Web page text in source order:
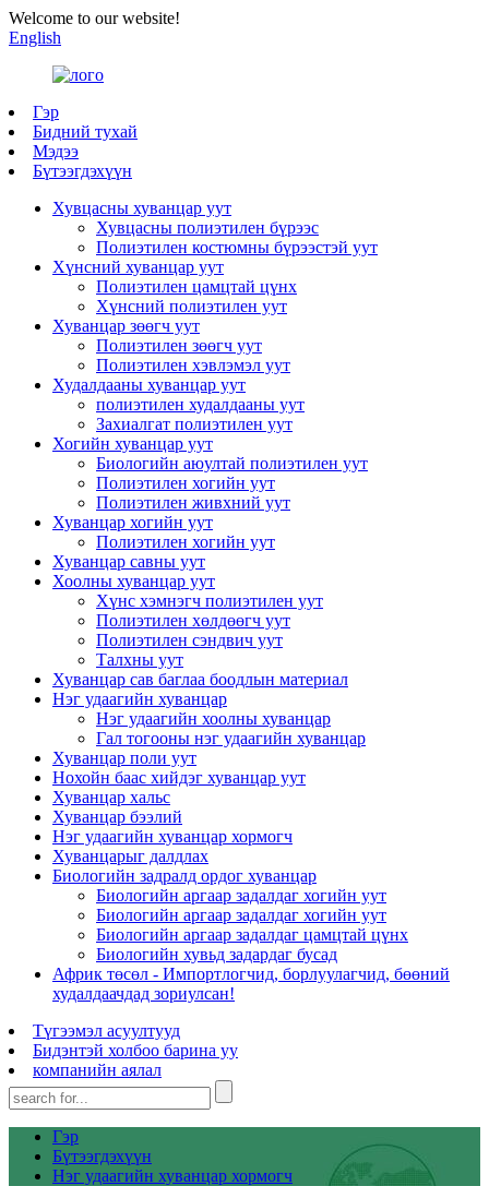
Welcome to our website!
English
Гэр
Бидний тухай
Мэдээ
Бүтээгдэхүүн
Хувцасны хуванцар уут
Хувцасны полиэтилен бүрээс
Полиэтилен костюмны бүрээстэй уут
Хүнсний хуванцар уут
Полиэтилен цамцтай цүнх
Хүнсний полиэтилен уут
Хуванцар зөөгч уут
Полиэтилен зөөгч уут
Полиэтилен хэвлэмэл уут
Худалдааны хуванцар уут
полиэтилен худалдааны уут
Захиалгат полиэтилен уут
Хогийн хуванцар уут
Биологийн аюултай полиэтилен уут
Полиэтилен хогийн уут
Полиэтилен живхний уут
Хуванцар хогийн уут
Полиэтилен хогийн уут
Хуванцар савны уут
Хоолны хуванцар уут
Хүнс хэмнэгч полиэтилен уут
Полиэтилен хөлдөөгч уут
Полиэтилен сэндвич уут
Талхны уут
Хуванцар сав баглаа боодлын материал
Нэг удаагийн хуванцар
Нэг удаагийн хоолны хуванцар
Гал тогооны нэг удаагийн хуванцар
Хуванцар поли уут
Нохойн баас хийдэг хуванцар уут
Хуванцар хальс
Хуванцар бээлий
Нэг удаагийн хуванцар хормогч
Хуванцарыг далдлах
Биологийн задралд ордог хуванцар
Биологийн аргаар задалдаг хогийн уут
Биологийн аргаар задалдаг хогийн уут
Биологийн аргаар задалдаг цамцтай цүнх
Биологийн хувьд задардаг бусад
Африк төсөл - Импортлогчид, борлуулагчид, бөөний
худалдаачдад зориулсан!
Түгээмэл асуултууд
Бидэнтэй холбоо барина уу
компанийн аялал
Гэр
Бүтээгдэхүүн
Нэг удаагийн хуванцар хормогч